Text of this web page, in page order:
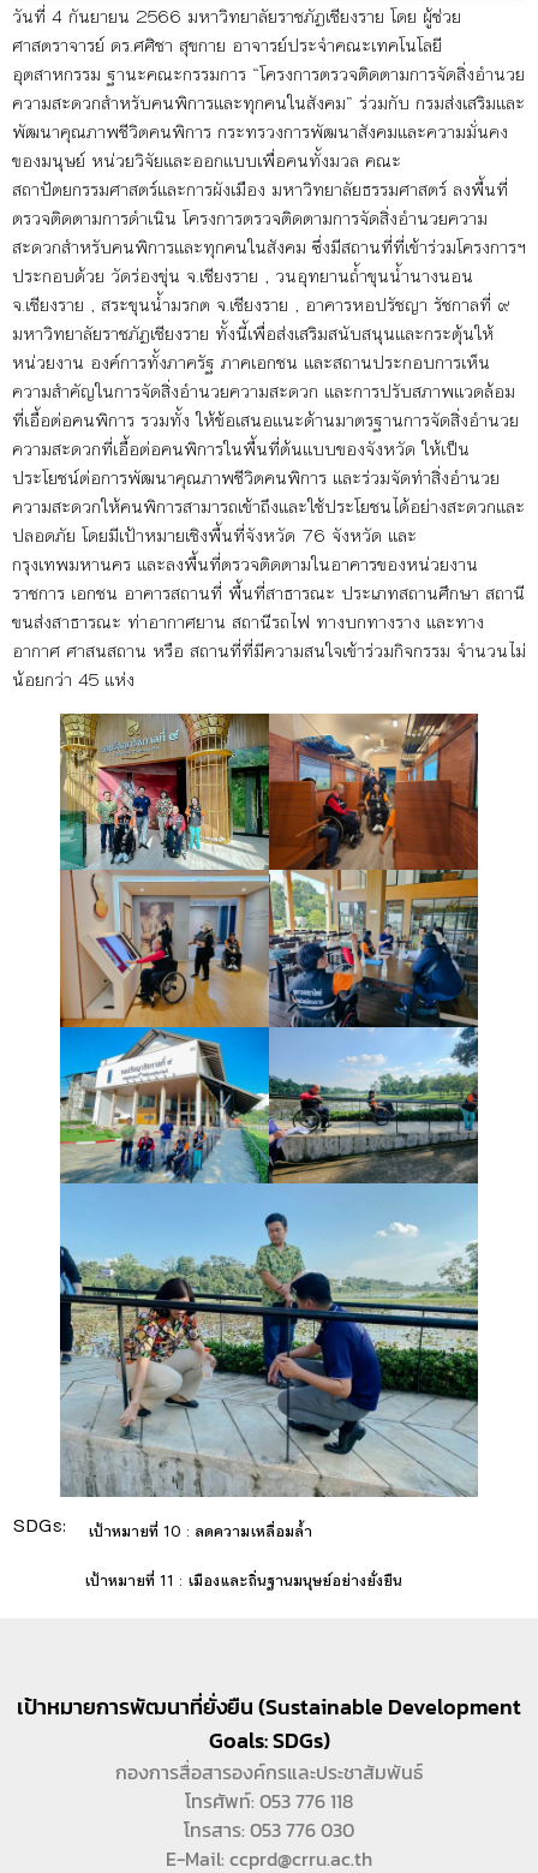
วันที่ 4 กันยายน 2566 มหาวิทยาลัยราชภัฏเชียงราย โดย ผู้ช่วย
ศาสตราจารย์ ดร.ศศิชา สุขกาย อาจารย์ประจำคณะเทคโนโลยี
อุตสาหกรรม ฐานะคณะกรรมการ “โครงการตรวจติดตามการจัดสิ่งอำนวย
ความสะดวกสำหรับคนพิการและทุกคนในสังคม” ร่วมกับ กรมส่งเสริมและ
พัฒนาคุณภาพชีวิตคนพิการ กระทรวงการพัฒนาสังคมและความมั่นคง
ของมนุษย์ หน่วยวิจัยและออกแบบเพื่อคนทั้งมวล คณะ
สถาปัตยกรรมศาสตร์และการผังเมือง มหาวิทยาลัยธรรมศาสตร์ ลงพื้นที่
ตรวจติดตามการดำเนิน โครงการตรวจติดตามการจัดสิ่งอำนวยความ
สะดวกสำหรับคนพิการและทุกคนในสังคม ซึ่งมีสถานที่ที่เข้าร่วมโครงการฯ
ประกอบด้วย วัดร่องขุ่น จ.เชียงราย , วนอุทยานถ้ำขุนน้ำนางนอน
จ.เชียงราย , สระขุนน้ำมรกต จ.เชียงราย , อาคารหอปรัชญา รัชกาลที่ ๙
มหาวิทยาลัยราชภัฏเชียงราย ทั้งนี้เพื่อส่งเสริมสนับสนุนและกระตุ้นให้
หน่วยงาน องค์การทั้งภาครัฐ ภาคเอกชน และสถานประกอบการเห็น
ความสำคัญในการจัดสิ่งอำนวยความสะดวก และการปรับสภาพแวดล้อม
ที่เอื้อต่อคนพิการ รวมทั้ง ให้ข้อเสนอแนะด้านมาตรฐานการจัดสิ่งอำนวย
ความสะดวกที่เอื้อต่อคนพิการในพื้นที่ต้นแบบของจังหวัด ให้เป็น
ประโยชน์ต่อการพัฒนาคุณภาพชีวิตคนพิการ และร่วมจัดทำสิ่งอํานวย
ความสะดวกให้คนพิการสามารถเข้าถึงและใช้ประโยชนได้อย่างสะดวกและ
ปลอดภัย โดยมีเป้าหมายเชิงพื้นที่จังหวัด 76 จังหวัด และ
กรุงเทพมหานคร และลงพื้นที่ตรวจติดตามในอาคารของหน่วยงาน
ราชการ เอกชน อาคารสถานที่ พื้นที่สาธารณะ ประเภทสถานศึกษา สถานี
ขนส่งสาธารณะ ท่าอากาศยาน สถานีรถไฟ ทางบกทางราง และทาง
อากาศ ศาสนสถาน หรือ สถานที่ที่มีความสนใจเข้าร่วมกิจกรรม จำนวนไม่
น้อยกว่า 45 แห่ง
SDGs:
10 เป้าหมายที่ 10 : ลดความเหลื่อมล้ำ
เป้าหมายที่ 11 : เมืองและถิ่นฐานมนุษย์อย่างยั่งยืน
เป้าหมายการพัฒนาที่ยั่งยืน (Sustainable Development
Goals: SDGs)
กองการสื่อสารองค์กรและประชาสัมพันธ์
โทรศัพท์: 053 776 118
โทรสาร: 053 776 030
E-Mail: ccprd@crru.ac.th